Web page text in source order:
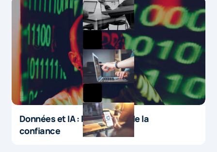
Données et IA : le paradoxe de la
confiance